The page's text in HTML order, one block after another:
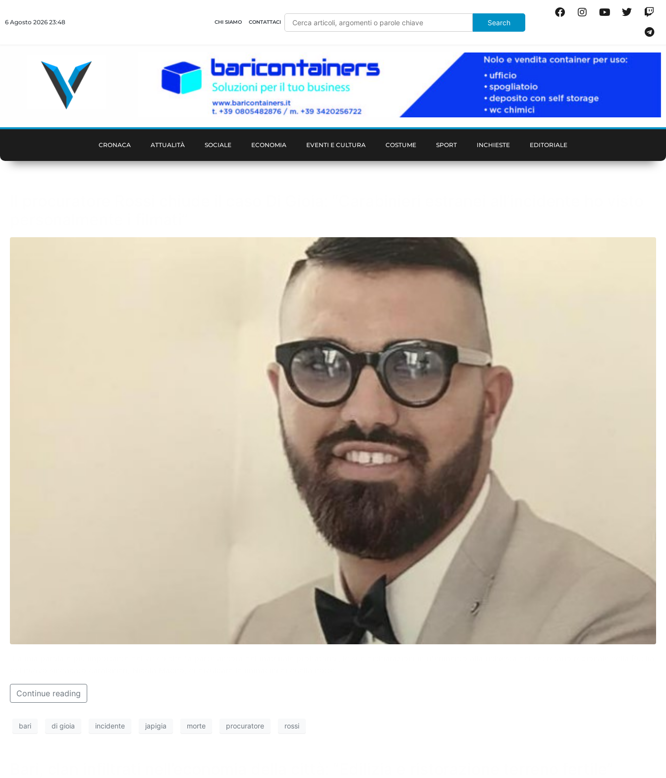
6 Agosto 2026 23:48 CHI SIAMO CONTATTACI
CRONACA ATTUALITÀ SOCIALE ECONOMIA EVENTI E CULTURA COSTUME SPORT INCHIESTE EDITORIALE
Continue reading
bari di gioia incidente japigia morte procuratore rossi